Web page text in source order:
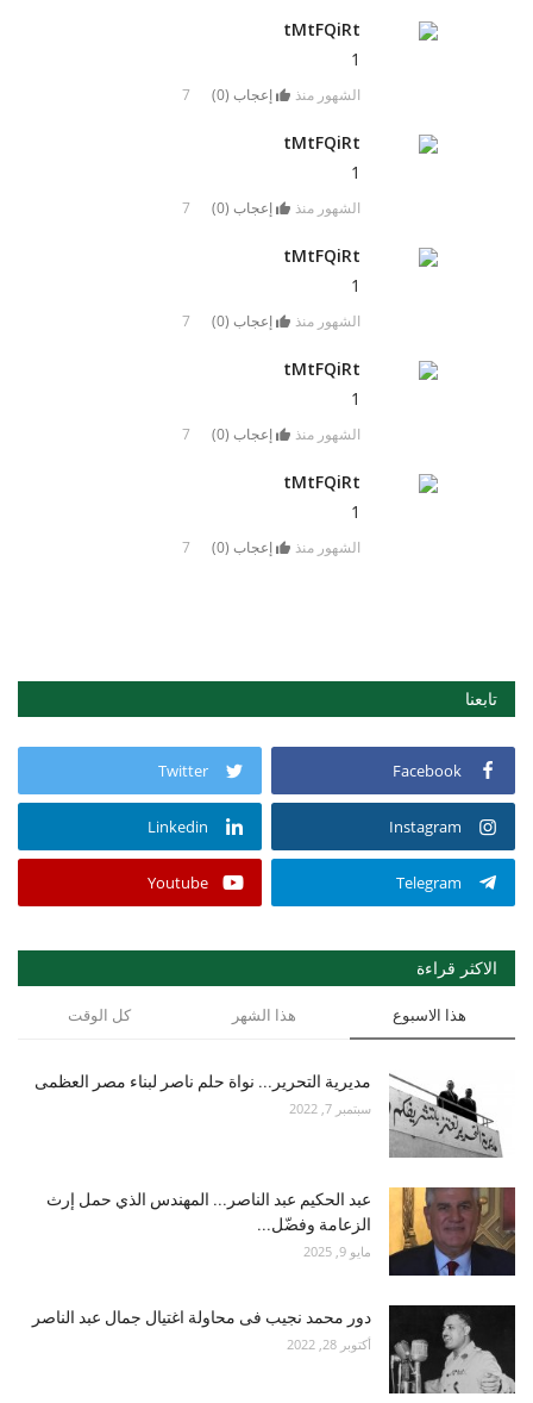
tMtFQiRt
1
7 الشهور منذ إعجاب (0
)
tMtFQiRt
1
7 الشهور منذ إعجاب (0
)
tMtFQiRt
1
7 الشهور منذ إعجاب (0
)
tMtFQiRt
1
7 الشهور منذ إعجاب (0
)
tMtFQiRt
1
7 الشهور منذ إعجاب (0
)
تابعنا
Facebook
Twitter
Instagram
Linkedin
Telegram
Youtube
الاكثر قراءة
هذا الاسبوع هذا الشهر كل الوقت
مديرية التحرير... نواة حلم ناصر لبناء مصر العظمى
سبتمبر 7, 2022
عبد الحكيم عبد الناصر... المهندس الذي حمل إرث
الزعامة وفضّل...
مايو 9, 2025
دور محمد نجيب فى محاولة اغتيال جمال عبد الناصر
أكتوبر 28, 2022